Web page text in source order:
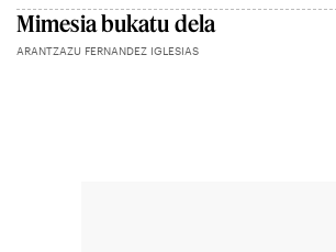
Mimesia bukatu dela
ARANTZAZU FERNANDEZ IGLESIAS